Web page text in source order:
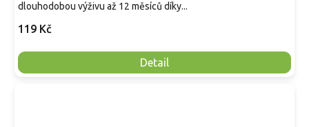
119 Kč
Detail
dlouhodobou výživu až 12 měsíců díky...